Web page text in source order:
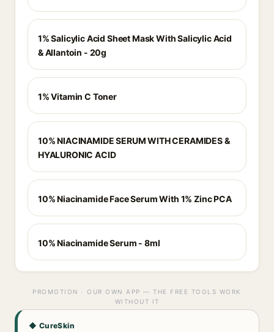
1% Salicylic Acid Sheet Mask With Salicylic Acid
& Allantoin - 20g
1% Vitamin C Toner
10% NIACINAMIDE SERUM WITH CERAMIDES &
HYALURONIC ACID
10% Niacinamide Face Serum With 1% Zinc PCA
10% Niacinamide Serum - 8ml
PROMOTION · OUR OWN APP — THE FREE TOOLS WORK
WITHOUT IT
◆ CureSkin